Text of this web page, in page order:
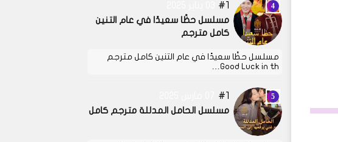
1
مسلسل حظًا سعيدًا في عام التنين
كامل مترجم
مسلسل حظًا سعيدًا في عام التنين كامل مترجم
Good Luck in th…
1
مسلسل الحامل المدللة مترجم كامل